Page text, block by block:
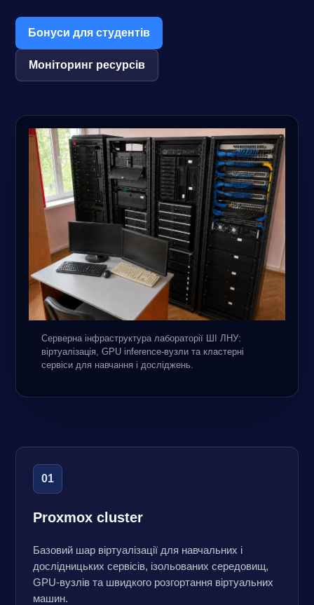
Бонуси для студентів
Моніторинг ресурсів
Серверна інфраструктура лабораторії ШІ ЛНУ:
віртуалізація, GPU inference-вузли та кластерні
сервіси для навчання і досліджень.
01
Proxmox cluster
Базовий шар віртуалізації для навчальних і
дослідницьких сервісів, ізольованих середовищ,
GPU-вузлів та швидкого розгортання віртуальних
машин.